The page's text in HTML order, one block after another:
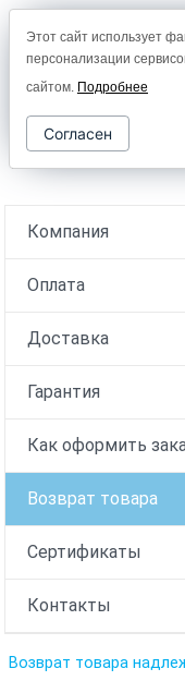
Главная
Компания
Оплата
Доставка
Гарантия
Как оформить
Возврат товара
Сертификаты
Контакты
Возврат товара
Этот сайт использует
персонализации
сайтом. Подробнее
Согласен